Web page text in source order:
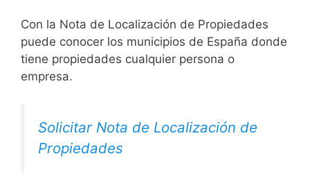
Con la Nota de Localización de Propiedades
puede conocer los municipios de España donde
tiene propiedades cualquier persona o
empresa.
Solicitar Nota de Localización de
Propiedades